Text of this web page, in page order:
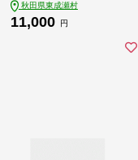
[スイーツ お菓子 セッ
ト おやつ 洋菓子 詰め
秋田県東成瀬村
11,000 円